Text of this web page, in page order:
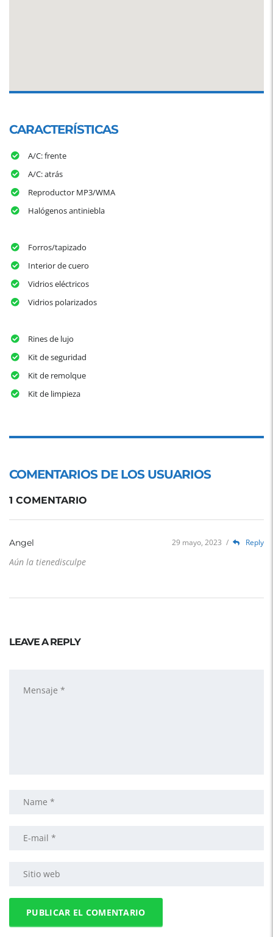
CARACTERÍSTICAS
A/C: frente
A/C: atrás
Reproductor MP3/WMA
Halógenos antiniebla
Forros/tapizado
Interior de cuero
Vidrios eléctricos
Vidrios polarizados
Rines de lujo
Kit de seguridad
Kit de remolque
Kit de limpieza
COMENTARIOS DE LOS USUARIOS
1 COMENTARIO
Angel 29 mayo, 2023 / Reply
Aún la tienedisculpe
LEAVE A REPLY